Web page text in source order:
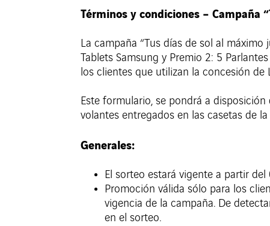
Términos y condiciones – Campaña
La campaña “Tus días de sol al
Tablets Samsung y Premio 2: 5
los clientes que utilizan la concesión de
Este formulario, se pondrá a
volantes entregados en las casetas de
Generales:
El sorteo estará vigente a partir
Promoción válida sólo para los
vigencia de la campaña. De
en el sorteo.